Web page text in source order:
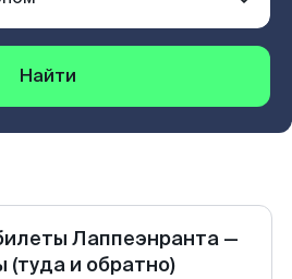
Найти
Лаппеэнранта —
(туда и обратно)